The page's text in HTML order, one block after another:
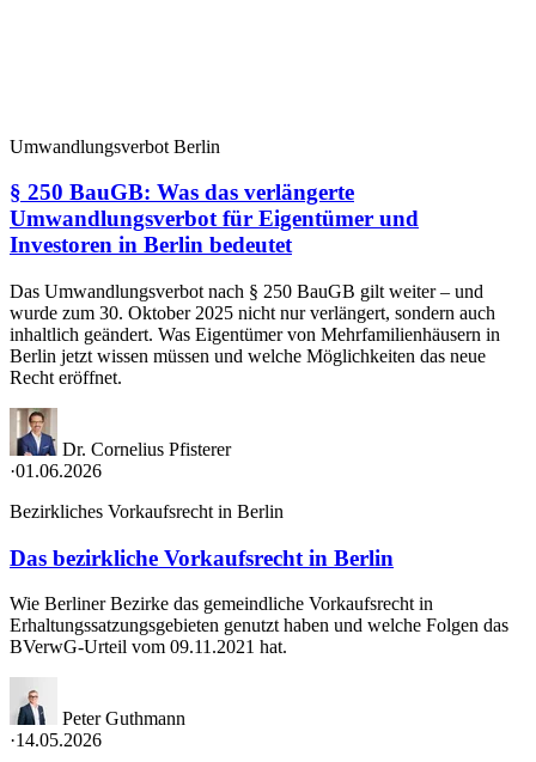
Umwandlungsverbot Berlin
§ 250 BauGB: Was das verlängerte
Umwandlungsverbot für Eigentümer und
Investoren in Berlin bedeutet
Das Umwandlungsverbot nach § 250 BauGB gilt weiter – und
wurde zum 30. Oktober 2025 nicht nur verlängert, sondern auch
inhaltlich geändert. Was Eigentümer von Mehrfamilienhäusern in
Berlin jetzt wissen müssen und welche Möglichkeiten das neue
Recht eröffnet.
Dr. Cornelius Pfisterer
·01.06.2026
Bezirkliches Vorkaufsrecht in Berlin
Das bezirkliche Vorkaufsrecht in Berlin
Wie Berliner Bezirke das gemeindliche Vorkaufsrecht in
Erhaltungssatzungsgebieten genutzt haben und welche Folgen das
BVerwG-Urteil vom 09.11.2021 hat.
Peter Guthmann
·14.05.2026